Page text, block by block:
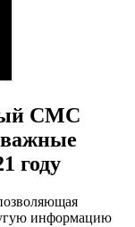
СМС
важные
году
информацию